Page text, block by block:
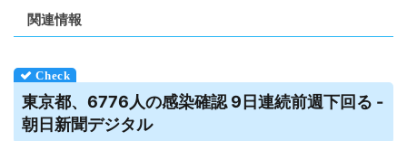
関連情報
東京都、6776人の感染確認 9日連続前週下回る -
朝日新聞デジタル